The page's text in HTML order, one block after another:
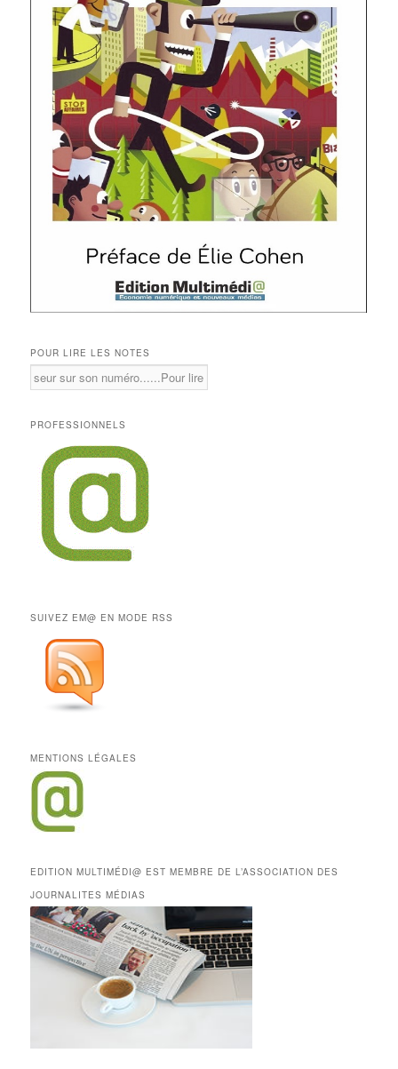
POUR LIRE LES NOTES
PROFESSIONNELS
SUIVEZ EM@ EN MODE RSS
MENTIONS LÉGALES
EDITION MULTIMÉDI@ EST MEMBRE DE L’ASSOCIATION DES
JOURNALITES MÉDIAS